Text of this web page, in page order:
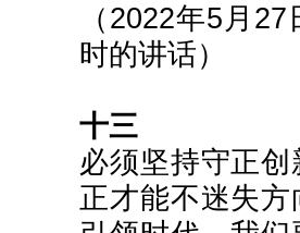
（2022年5月
时的讲话）
十三
必须坚持守正
正才能不迷失